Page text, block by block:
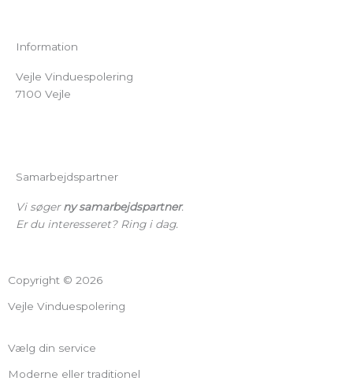
Information
Vejle Vinduespolering
7100 Vejle
Samarbejdspartner
Vi søgerny samarbejdspartner.
Er du interesseret? Ring i dag.
Copyright © 2026
Vejle Vinduespolering
Vælg din service
Moderne eller traditionel